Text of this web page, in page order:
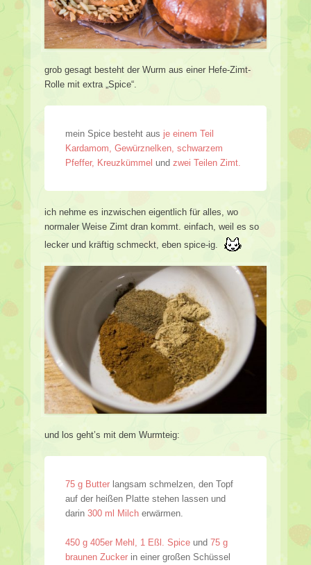
grob gesagt besteht der Wurm aus einer Hefe-Zimt-
Rolle mit extra „Spice“.
mein Spice besteht aus je einem Teil
Kardamom, Gewürznelken, schwarzem
Pfeffer, Kreuzkümmel und zwei Teilen Zimt.
ich nehme es inzwischen eigentlich für alles, wo
normaler Weise Zimt dran kommt. einfach, weil es so
lecker und kräftig schmeckt, eben spice-ig.
und los geht’s mit dem Wurmteig:
75 g Butter langsam schmelzen, den Topf
auf der heißen Platte stehen lassen und
darin 300 ml Milch erwärmen.
450 g 405er Mehl, 1 Eßl. Spice und 75 g
braunen Zucker in einer großen Schüssel